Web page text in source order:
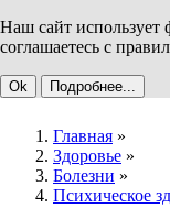
Наш сайт
соглашаетесь с
Ok Подробнее...
Главная »
Здоровье »
Болезни »
Психическое